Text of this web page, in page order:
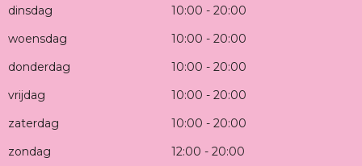
dinsdag
10:00 - 20:00
woensdag
10:00 - 20:00
donderdag
10:00 - 20:00
vrijdag
10:00 - 20:00
zaterdag
10:00 - 20:00
zondag
12:00 - 20:00